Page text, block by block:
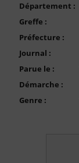
Compte PRO
Département :
Greffe :
Préfecture :
Journal :
Parue le :
Démarche :
Genre :